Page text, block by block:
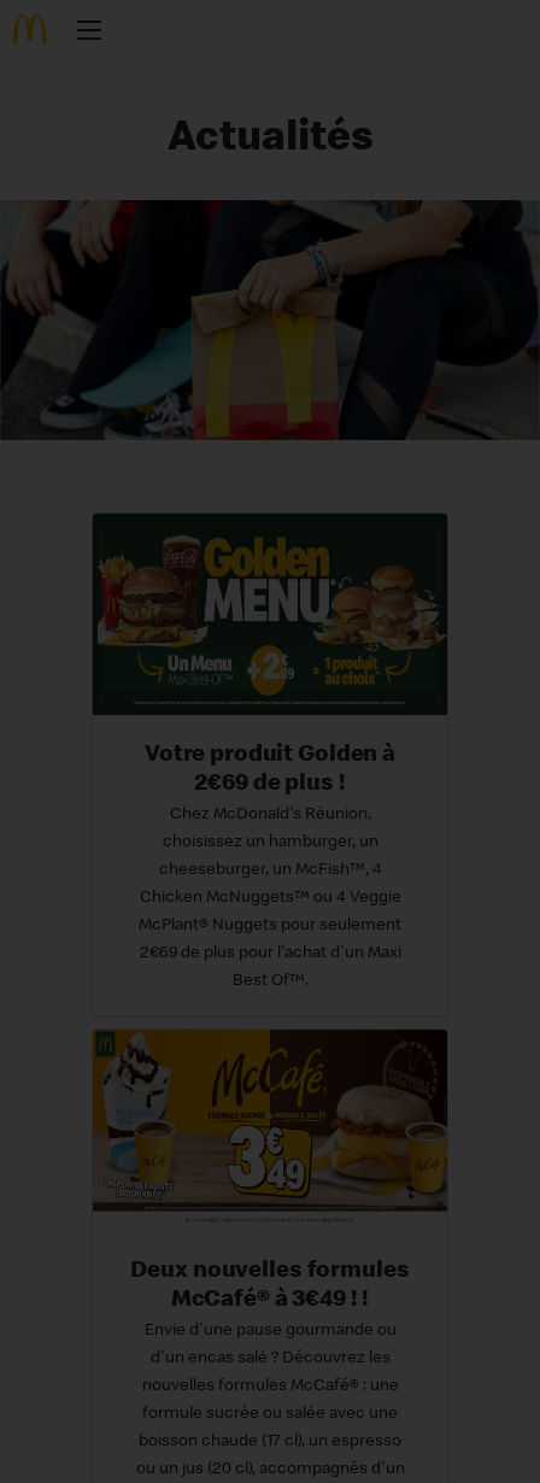
Actualités
Votre produit Golden à
2€69 de plus !
Chez McDonald's Réunion,
choisissez un hamburger, un
cheeseburger, un McFish™, 4
Chicken McNuggets™ ou 4 Veggie
McPlant® Nuggets pour seulement
2€69 de plus pour l'achat d'un Maxi
Best Of™.
Deux nouvelles formules
McCafé® à 3€49 ! !
Envie d'une pause gourmande ou
d'un encas salé ? Découvrez les
nouvelles formules McCafé® : une
formule sucrée ou salée avec une
boisson chaude (17 cl), un espresso
ou un jus (20 cl), accompagnés d'un